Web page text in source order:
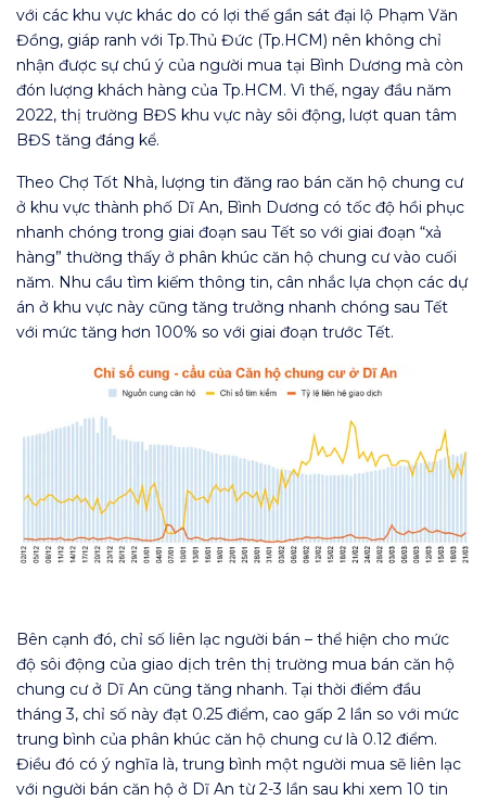
với các khu vực khác do có lợi thế gần sát đại lộ Phạm Văn
Đồng, giáp ranh với Tp.Thủ Đức (Tp.HCM) nên không chỉ
nhận được sự chú ý của người mua tại Bình Dương mà còn
đón lượng khách hàng của Tp.HCM. Vì thế, ngay đầu năm
2022, thị trường BĐS khu vực này sôi động, lượt quan tâm
BĐS tăng đáng kể.
Theo Chợ Tốt Nhà, lượng tin đăng rao bán căn hộ chung cư
ở khu vực thành phố Dĩ An, Bình Dương có tốc độ hồi phục
nhanh chóng trong giai đoạn sau Tết so với giai đoạn “xả
hàng” thường thấy ở phân khúc căn hộ chung cư vào cuối
năm. Nhu cầu tìm kiếm thông tin, cân nhắc lựa chọn các dự
án ở khu vực này cũng tăng trưởng nhanh chóng sau Tết
với mức tăng hơn 100% so với giai đoạn trước Tết.
Bên cạnh đó, chỉ số liên lạc người bán – thể hiện cho mức
độ sôi động của giao dịch trên thị trường mua bán căn hộ
chung cư ở Dĩ An cũng tăng nhanh. Tại thời điểm đầu
tháng 3, chỉ số này đạt 0.25 điểm, cao gấp 2 lần so với mức
trung bình của phân khúc căn hộ chung cư là 0.12 điểm.
Điều đó có ý nghĩa là, trung bình một người mua sẽ liên lạc
với người bán căn hộ ở Dĩ An từ 2-3 lần sau khi xem 10 tin